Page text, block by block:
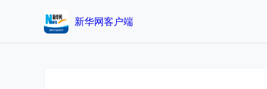
新华网客户端